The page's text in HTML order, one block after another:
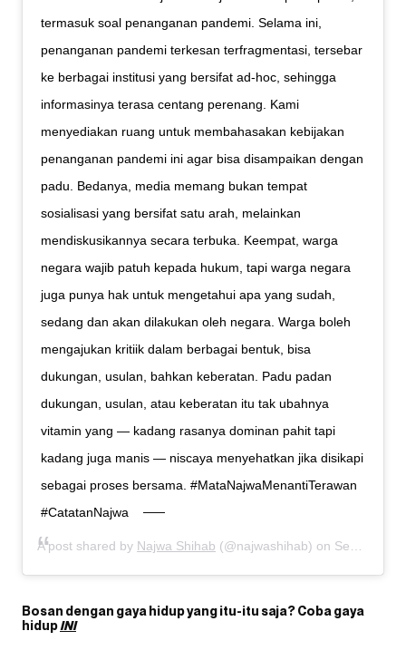
termasuk soal penanganan pandemi. Selama ini,
penanganan pandemi terkesan terfragmentasi, tersebar
ke berbagai institusi yang bersifat ad-hoc, sehingga
informasinya terasa centang perenang. Kami
menyediakan ruang untuk membahasakan kebijakan
penanganan pandemi ini agar bisa disampaikan dengan
padu. Bedanya, media memang bukan tempat
sosialisasi yang bersifat satu arah, melainkan
mendiskusikannya secara terbuka. Keempat, warga
negara wajib patuh kepada hukum, tapi warga negara
juga punya hak untuk mengetahui apa yang sudah,
sedang dan akan dilakukan oleh negara. Warga boleh
mengajukan kritiik dalam berbagai bentuk, bisa
dukungan, usulan, bahkan keberatan. Padu padan
dukungan, usulan, atau keberatan itu tak ubahnya
vitamin yang — kadang rasanya dominan pahit tapi
kadang juga manis — niscaya menyehatkan jika disikapi
sebagai proses bersama. #MataNajwaMenantiTerawan
#CatatanNajwa
A post shared by Najwa Shihab (@najwashihab) on Sep 28, 2020 at 2:27am PDT
Bosan dengan gaya hidup yang itu-itu saja? Coba gaya
hidupINI